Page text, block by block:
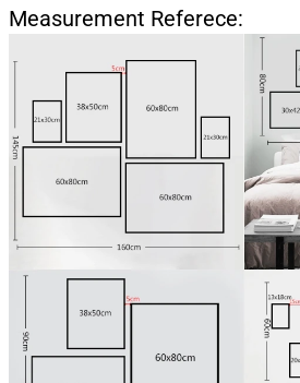
Measurement Referece: